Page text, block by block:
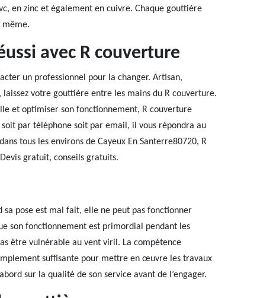
en zinc et également en cuivre. Chaque gouttière
même.
avec R couverture
un professionnel pour la changer. Artisan,
votre gouttière entre les mains du R couverture.
et optimiser son fonctionnement, R couverture
par téléphone soit par email, il vous répondra au
tous les environs de Cayeux En Santerre80720, R
gratuit, conseils gratuits.
pose est mal fait, elle ne peut pas fonctionner
son fonctionnement est primordial pendant les
être vulnérable au vent viril. La compétence
suffisante pour mettre en œuvre les travaux
sur la qualité de son service avant de l’engager.